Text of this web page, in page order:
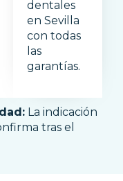
dentales
en Sevilla
con todas
las
garantías.
La indicación
tras el